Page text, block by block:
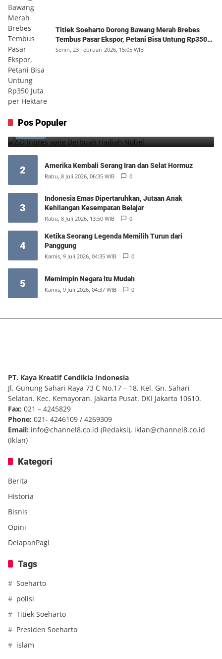
Titiek Soeharto Dorong Bawang Merah Brebes
Tembus Pasar Ekspor, Petani Bisa Untung Rp350
Juta per Hektare
Senin, 23 Februari 2026, 15:05 WIB
Pos Populer
1 SD Inpres yang Berbuah Hadiah Nobel
2 Amerika Kembali Serang Iran dan Selat Hormuz
Rabu, 8 Juli 2026, 06:35 WIB 0
3
Indonesia Emas Dipertaruhkan, Jutaan Anak
Kehilangan Kesempatan Belajar
Rabu, 8 Juli 2026, 13:50 WIB 0
4
Ketika Seorang Legenda Memilih Turun dari
Panggung
Kamis, 9 Juli 2026, 04:35 WIB 0
5 Memimpin Negara itu Mudah
Kamis, 9 Juli 2026, 04:37 WIB 0
PT. Kaya Kreatif Cendikia Indonesia
Jl. Gunung Sahari Raya 73 C No.17 – 18. Kel. Gn. Sahari
Selatan. Kec. Kemayoran. Jakarta Pusat. DKI Jakarta 10610.
Fax: 021 – 4245829
Phone: 021- 4246109 / 4269309
Email: info@channel8.co.id (Redaksi), iklan@channel8.co.id
(Iklan)
Kategori
Berita
Historia
Bisnis
Opini
DelapanPagi
Tags
Soeharto
polisi
Titiek Soeharto
Presiden Soeharto
islam